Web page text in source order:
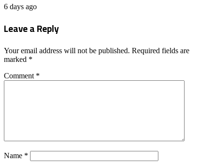
6 days ago
Leave a Reply
Your email address will not be published. Required fields are
marked *
Comment *
Name *